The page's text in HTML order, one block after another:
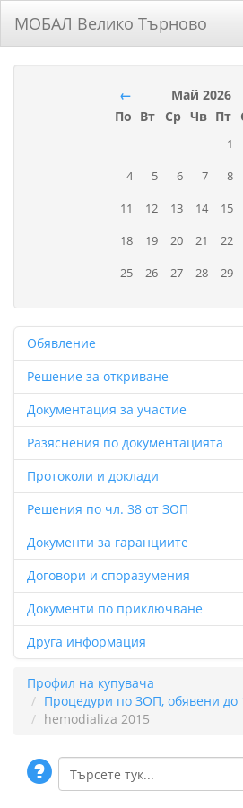
МОБАЛ Велико Търново
← Май 2026
По Вт Ср Чв Пт
1
4
5 6 7 8
11
12 13 14 15
18
19 20 21 22
25
26 27 28 29
Обявление
Решение за откриване
Документация за участие
Разяснения по документацията
Протоколи и доклади
Решения по чл. 38 от ЗОП
Документи за гаранциите
Договори и споразумения
Документи по приключване
Друга информация
Профил на купувача
Процедури по ЗОП, обявени до
hemodializa 2015